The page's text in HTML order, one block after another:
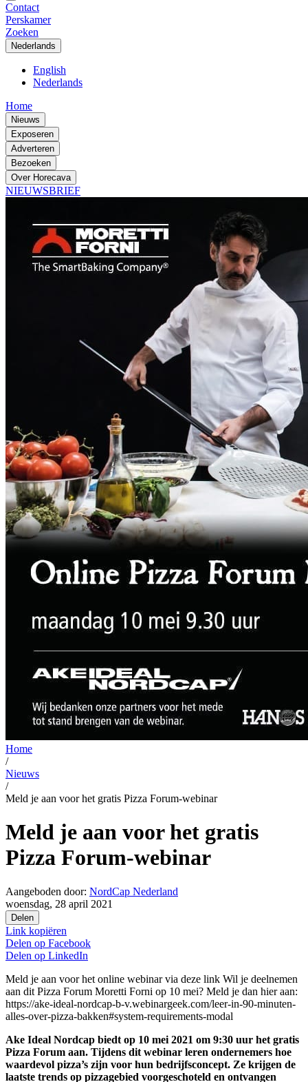
Contact
Perskamer
Zoeken
Nederlands
English
Nederlands
Home
Nieuws
Exposeren
Adverteren
Bezoeken
Over Horecava
NIEUWSBRIEF
Home
/
Nieuws
/
Meld je aan voor het gratis Pizza Forum-webinar
Meld je aan voor het gratis
Pizza Forum-webinar
Aangeboden door: NordCap Nederland
woensdag, 28 april 2021
Delen
Link kopiëren
Delen op Facebook
Delen op LinkedIn
Meld je aan voor het online webinar via deze link Wil je deelnemen
aan dit Pizza Forum Moretti Forni op 10 mei? Meld je dan hier aan:
https://ake-ideal-nordcap-b-v.webinargeek.com/leer-in-90-minuten-
alles-over-pizza-bakken#system-requirements-modal
Ake Ideal Nordcap biedt op 10 mei 2021 om 9:30 uur het gratis
Pizza Forum aan. Tijdens dit webinar leren ondernemers hoe
waardevol pizza’s zijn voor hun bedrijfsconcept. Ze krijgen de
laatste trends op pizzagebied voorgeschoteld en ontvangen